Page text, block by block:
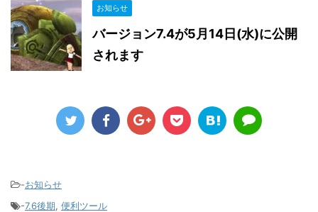
お知らせ
バージョン7.4が5月14日(水)に公開
されます
-お知らせ
-7.6後期, 便利ツール